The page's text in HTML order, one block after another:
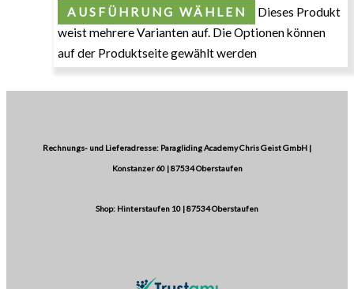
AUSFÜHRUNG WÄHLEN
Dieses Produkt
weist mehrere Varianten auf. Die Optionen können
auf der Produktseite gewählt werden
Rechnungs- und Lieferadresse: Paragliding Academy Chris Geist GmbH |
Konstanzer 60 | 87534 Oberstaufen
Shop: Hinterstaufen 10 | 87534 Oberstaufen